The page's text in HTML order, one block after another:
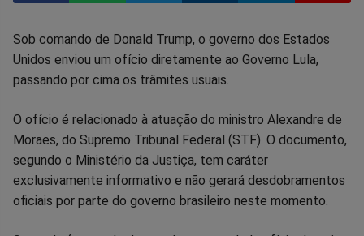
Compartilhar
no
Facebook
Compartilhar
no
Whatsapp
Compartilhar
no
Twitter
Compartilhar
no
Messenger
Compartilhar
TelegramGettr
Sob comando de Donald Trump, o governo dos Estados
Unidos enviou um ofício diretamente ao Governo Lula,
passando por cima os trâmites usuais.
O ofício é relacionado à atuação do ministro Alexandre de
Moraes, do Supremo Tribunal Federal (STF). O documento,
segundo o Ministério da Justiça, tem caráter
exclusivamente informativo e não gerará desdobramentos
oficiais por parte do governo brasileiro neste momento.